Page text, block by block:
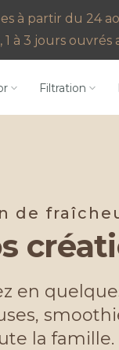
à partir du 24
à 3 jours ouvrés
Filtration
de
en
la famille.